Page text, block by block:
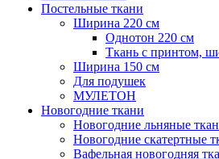
Постельные ткани
Ширина 220 см
Однотон 220 см
Ткань с принтом,
Ширина 150 см
Для подушек
МУЛЕТОН
Новогодние ткани
Новогодние льняные
Новогодние скатертные
Вафельная новогодняя